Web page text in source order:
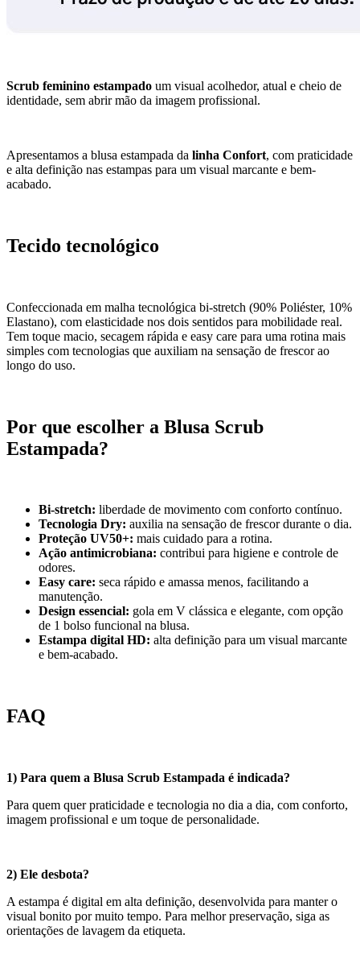
Scrub feminino estampado um visual acolhedor, atual e cheio de
identidade, sem abrir mão da imagem profissional.
Apresentamos a blusa estampada da linha Confort, com praticidade
e alta definição nas estampas para um visual marcante e bem-
acabado.
Tecido tecnológico
Confeccionada em malha tecnológica bi-stretch (90% Poliéster, 10%
Elastano), com elasticidade nos dois sentidos para mobilidade real.
Tem toque macio, secagem rápida e easy care para uma rotina mais
simples com tecnologias que auxiliam na sensação de frescor ao
longo do uso.
Por que escolher a Blusa Scrub
Estampada?
Bi-stretch: liberdade de movimento com conforto contínuo.
Tecnologia Dry: auxilia na sensação de frescor durante o dia.
Proteção UV50+: mais cuidado para a rotina.
Ação antimicrobiana: contribui para higiene e controle de
odores.
Easy care: seca rápido e amassa menos, facilitando a
manutenção.
Design essencial: gola em V clássica e elegante, com opção
de 1 bolso funcional na blusa.
Estampa digital HD: alta definição para um visual marcante
e bem-acabado.
FAQ
1) Para quem a Blusa Scrub Estampada é indicada?
Para quem quer praticidade e tecnologia no dia a dia, com conforto,
imagem profissional e um toque de personalidade.
2) Ele desbota?
A estampa é digital em alta definição, desenvolvida para manter o
visual bonito por muito tempo. Para melhor preservação, siga as
orientações de lavagem da etiqueta.